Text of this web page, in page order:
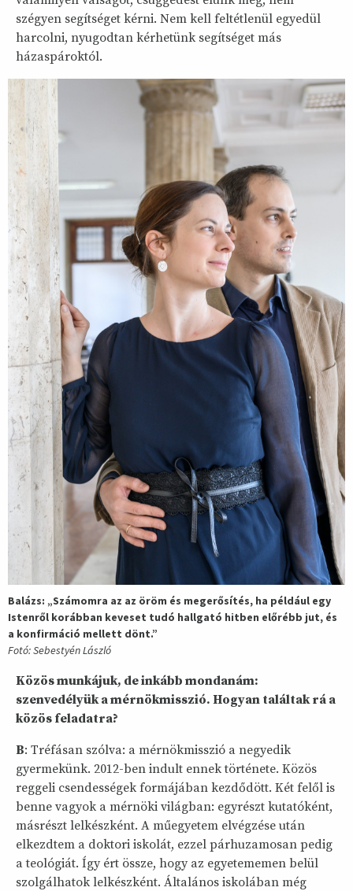
szégyen segítséget kérni. Nem kell feltétlenül egyedül
harcolni, nyugodtan kérhetünk segítséget más
házaspároktól.
Balázs: „Számomra az az öröm és megerősítés, ha például egy
Istenről korábban keveset tudó hallgató hitben előrébb jut, és
a konfirmáció mellett dönt.”
Fotó: Sebestyén László
Közös munkájuk, de inkább mondanám:
szenvedélyük a mérnökmisszió. Hogyan találtak rá a
közös feladatra?
B: Tréfásan szólva: a mérnökmisszió a negyedik
gyermekünk. 2012-ben indult ennek története. Közös
reggeli csendességek formájában kezdődött. Két felől is
benne vagyok a mérnöki világban: egyrészt kutatóként,
másrészt lelkészként. A műegyetem elvégzése után
elkezdtem a doktori iskolát, ezzel párhuzamosan pedig
a teológiát. Így ért össze, hogy az egyetememen belül
szolgálhatok lelkészként. Általános iskolában még